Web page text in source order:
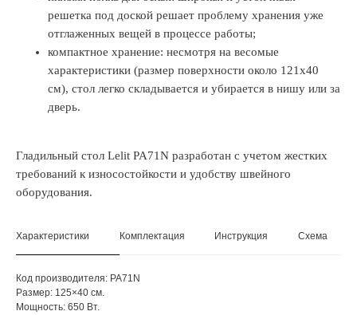
решетка под доской решает проблему хранения уже
отглаженных вещей в процессе работы;
компактное хранение: несмотря на весомые
характеристики (размер поверхности около 121х40
см), стол легко складывается и убирается в нишу или за
дверь.
Гладильный стол Lelit PA71N разработан с учетом жестких
требований к износостойкости и удобству швейного
оборудования.
Характеристики Комплектация Инструкция Схема
Код производителя: PA71N
Размер: 125×40 см.
Мощность: 650 Вт.